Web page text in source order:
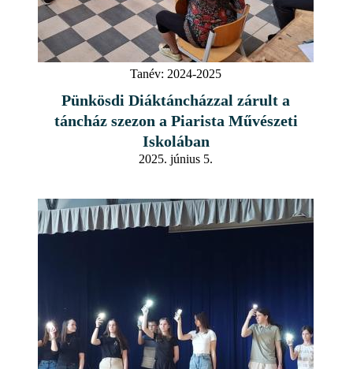
Tanév: 2024-2025
Pünkösdi Diáktáncházzal zárult a
táncház szezon a Piarista Művészeti
Iskolában
2025. június 5.